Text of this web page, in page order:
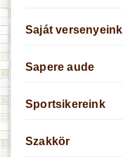
Saját versenyeink
Sapere aude
Sportsikereink
Szakkör